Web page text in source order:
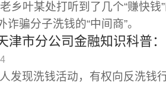
乡叶某处打听到了几个“赚快钱
骗分子洗钱的“中间商”。
津市分公司金融知识科普
发现洗钱活动，有权向反洗钱